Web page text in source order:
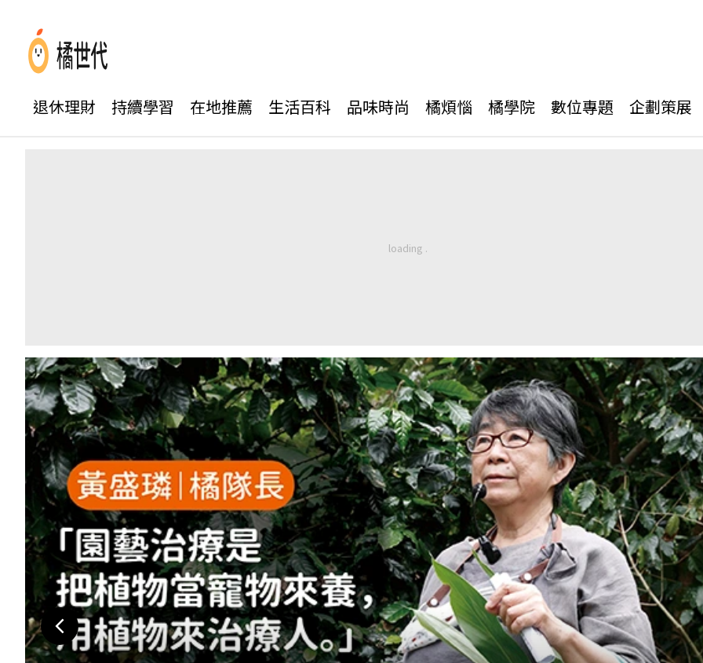
退休理財 持續學習 在地推薦 生活百科 品味時尚 橘煩惱 橘學院 數位專題 企劃策展